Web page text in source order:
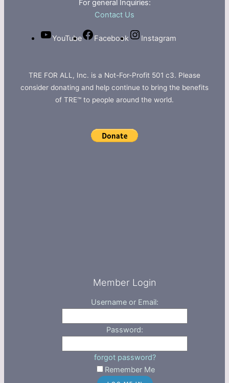
For general Inquiries:
Contact Us
YouTube Facebook Instagram
TRE FOR ALL, Inc. is a Not-For-Profit 501 c3. Please
consider donating and help continue to bring the benefits
of TRE™ to people around the world.
Member Login
Username or Email:
Password:
forgot password?
Remember Me